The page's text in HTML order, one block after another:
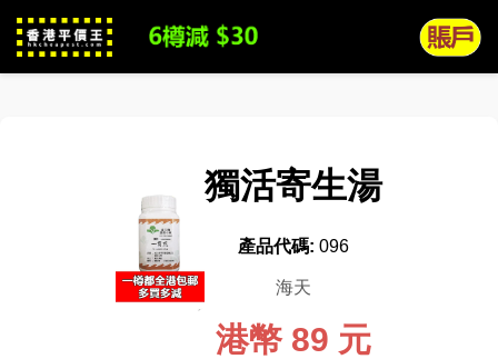
獨活寄生湯
產品代碼: 096
海天
港幣 89 元